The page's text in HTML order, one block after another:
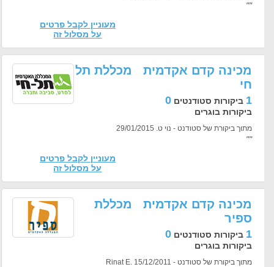
""
מעוניין לקבל פרטים
על מסלול זה
מכינה קדם אקדמית מכללת תל
חי
1 ביקורות סטודנטים 0
ביקורות בוגרים
מתוך ביקורת של סטודנט - נוי ט. 29/01/2015
""
מעוניין לקבל פרטים
על מסלול זה
מכינה קדם אקדמית מכללת
ספיר
1 ביקורות סטודנטים 0
ביקורות בוגרים
מתוך ביקורת של סטודנט - Rinat E. 15/12/2011